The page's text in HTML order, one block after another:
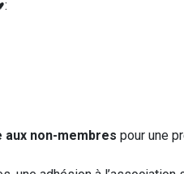
aux non-membres pour une